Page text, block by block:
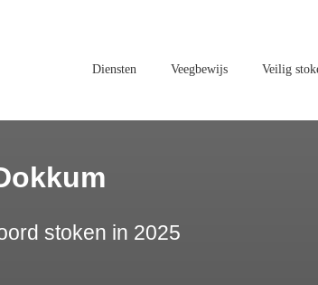
Diensten Veegbewijs Veilig
stoken in 2025